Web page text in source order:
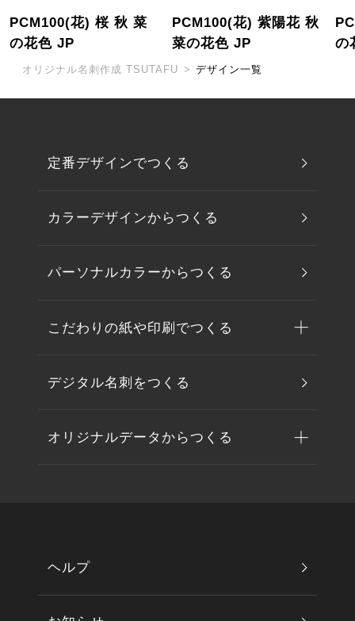
PCM100(花) 桜 秋 菜
の花色 JP
PCM100(花) 紫陽花 秋
菜の花色 JP
の
オリジナル名刺作成 TSUTAFU > デザイン一覧
定番デザインでつくる
カラーデザインからつくる
パーソナルカラーからつくる
こだわりの紙や印刷でつくる
デジタル名刺をつくる
オリジナルデータからつくる
ヘルプ